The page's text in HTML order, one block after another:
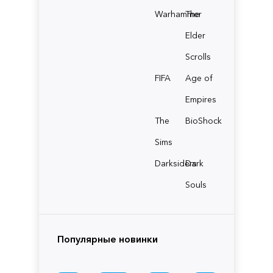
Warhammer
The
Elder
Scrolls
FIFA
Age of
Empires
The
Sims
BioShock
Darksiders
Dark
Souls
Популярные новинки